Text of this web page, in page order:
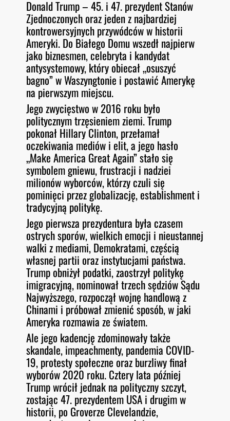
O
D
E
RSS FEED
LINK
EMBED
Donald Trump – 45. i 47. prezydent Stanów
Zjednoczonych oraz jeden z najbardziej
kontrowersyjnych przywódców w historii
Ameryki. Do Białego Domu wszedł najpierw
jako biznesmen, celebryta i kandydat
antysystemowy, który obiecał „osuszyć
bagno” w Waszyngtonie i postawić Amerykę
na pierwszym miejscu.
Jego zwycięstwo w 2016 roku było
politycznym trzęsieniem ziemi. Trump
pokonał Hillary Clinton, przełamał
oczekiwania mediów i elit, a jego hasło
„Make America Great Again” stało się
symbolem gniewu, frustracji i nadziei
milionów wyborców, którzy czuli się
pominięci przez globalizację, establishment i
tradycyjną politykę.
Jego pierwsza prezydentura była czasem
ostrych sporów, wielkich emocji i nieustannej
walki z mediami, Demokratami, częścią
własnej partii oraz instytucjami państwa.
Trump obniżył podatki, zaostrzył politykę
imigracyjną, nominował trzech sędziów Sądu
Najwyższego, rozpoczął wojnę handlową z
Chinami i próbował zmienić sposób, w jaki
Ameryka rozmawia ze światem.
Ale jego kadencję zdominowały także
skandale, impeachmenty, pandemia COVID-
19, protesty społeczne oraz burzliwy finał
wyborów 2020 roku. Cztery lata później
Trump wrócił jednak na polityczny szczyt,
zostając 47. prezydentem USA i drugim w
historii, po Groverze Clevelandzie,